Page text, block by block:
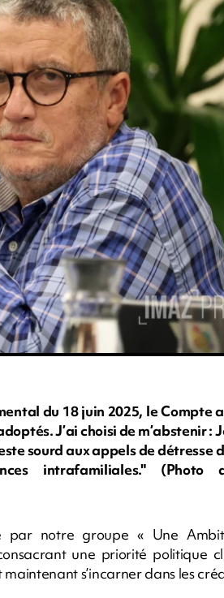
du 18 juin 2025, le Compte
J’ai choisi de m’abstenir :
sourd aux appels de détresse
intrafamiliales." (Photo
par notre groupe « Une
une priorité politique
s’incarner dans les